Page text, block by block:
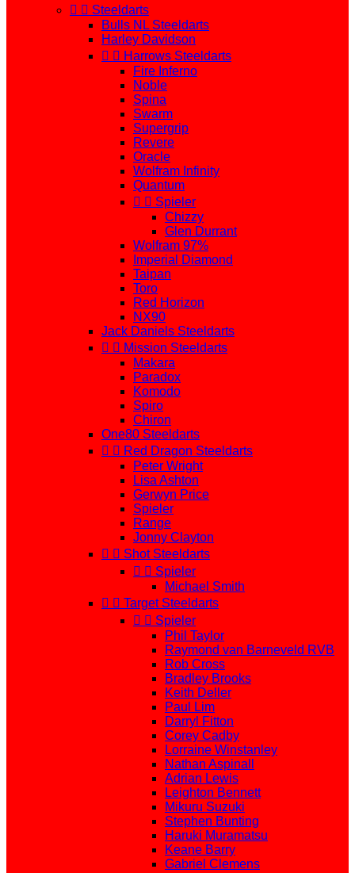
  Steeldarts
Bulls NL Steeldarts
Harley Davidson
  Harrows Steeldarts
Fire Inferno
Noble
Spina
Swarm
Supergrip
Revere
Oracle
Wolfram Infinity
Quantum
  Spieler
Chizzy
Glen Durrant
Wolfram 97%
Imperial Diamond
Taipan
Toro
Red Horizon
NX90
Jack Daniels Steeldarts
  Mission Steeldarts
Makara
Paradox
Komodo
Spiro
Chiron
One80 Steeldarts
  Red Dragon Steeldarts
Peter Wright
Lisa Ashton
Gerwyn Price
Spieler
Range
Jonny Clayton
  Shot Steeldarts
  Spieler
Michael Smith
  Target Steeldarts
  Spieler
Phil Taylor
Raymond van Barneveld RVB
Rob Cross
Bradley Brooks
Keith Deller
Paul Lim
Darryl Fitton
Corey Cadby
Lorraine Winstanley
Nathan Aspinall
Adrian Lewis
Leighton Bennett
Mikuru Suzuki
Stephen Bunting
Haruki Muramatsu
Keane Barry
Gabriel Clemens